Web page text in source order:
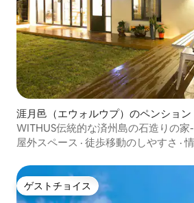
涯月邑（エウォルウプ）のペンション
WITHUS伝統的な済州島の石造りの家
屋外スペース · 徒歩移動のしやすさ ·
ゲストチョイス
ゲストチョイス